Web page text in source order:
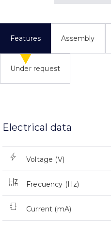
Features Assembly
Under request
Electrical data
Voltage (V)
Frecuency (Hz)
Current (mA)